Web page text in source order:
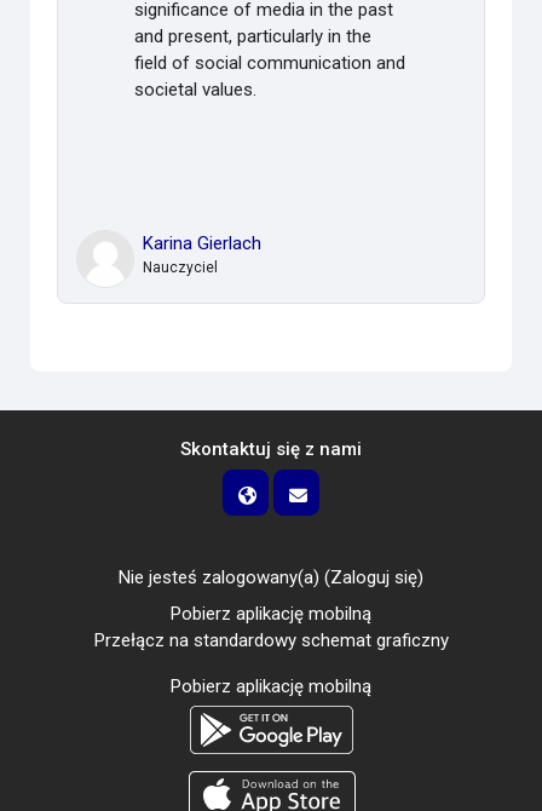
significance of media in the past
and present, particularly in the
field of social communication and
societal values.
Karina Gierlach
Nauczyciel
Skontaktuj się z nami
Nie jesteś zalogowany(a) (Zaloguj się)
Pobierz aplikację mobilną
Przełącz na standardowy schemat graficzny
Pobierz aplikację mobilną